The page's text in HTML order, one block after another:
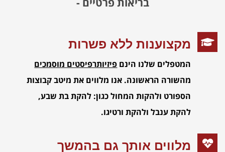
מקצוענות ללא פשרות
המטפלים שלנו הינם פיזיותרפיסטים מוסמכים
מהשורה הראשונה. אנו מלווים את מיטב קבוצות
הספורט ולהקות המחול כגון: להקת בת שבע,
להקת ענבל ולהקת ורטיגו.
מלווים אותך גם בהמשך